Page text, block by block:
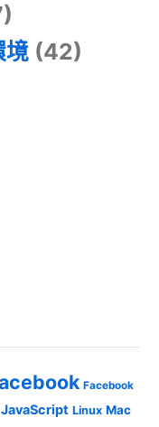
境(42)
Facebook
JavaScript Linux Mac